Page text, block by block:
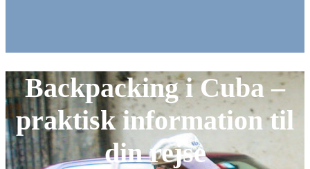
Backpacking i Cuba –
praktisk information til
din rejse